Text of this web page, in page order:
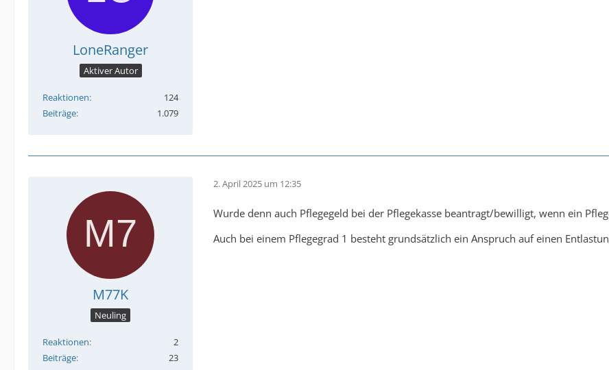
LoneRanger
Aktiver Autor
Reaktionen
124
Beiträge
1.079
M77K
Neuling
Reaktionen
2
Beiträge
23
2. April 2025 um 12:35
Wurde denn auch Pflegegeld bei der Pflegekasse beantragt/bewilligt, wenn ein
Auch bei einem Pflegegrad 1 besteht grundsätzlich ein Anspruch auf einen